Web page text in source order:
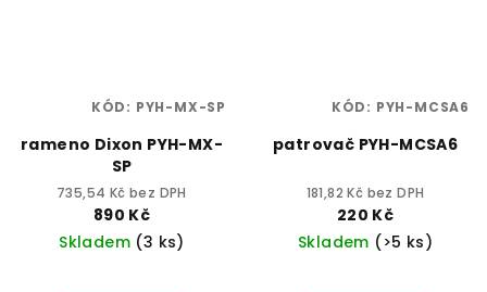
rameno Dixon PYH-MX-
SP
735,54 Kč bez DPH
890 Kč
Skladem (3 ks)
KÓD: PYH-MX-SP
patrovač PYH-MCSA6
181,82 Kč bez DPH
220 Kč
Skladem (>5 ks)
KÓD: PYH-MCSA6